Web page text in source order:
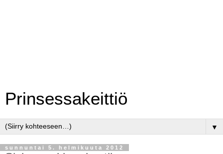
Prinsessakeittiö
▼
sunnuntai 5. helmikuuta 2012